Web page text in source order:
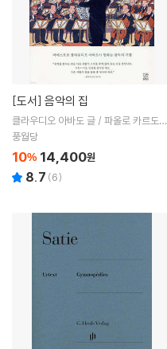
[도서] 음악의 집
클라우디오 아바도 글 / 파올로 카르도니
그림 / 이기철 역 / 나성인 감수
풍월당
10% 14,400원
8.7 (6)